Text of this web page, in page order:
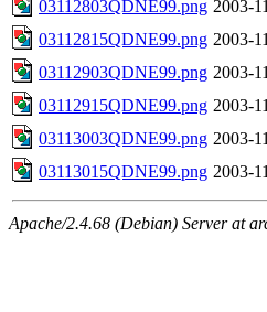
03112803QDNE99.png 2003-
03112815QDNE99.png 2003-
03112903QDNE99.png 2003-
03112915QDNE99.png 2003-
03113003QDNE99.png 2003-
03113015QDNE99.png 2003-
Apache/2.4.68 (Debian) Server at